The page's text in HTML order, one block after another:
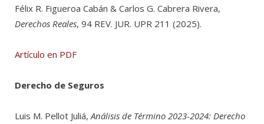
Félix R. Figueroa Cabán & Carlos G. Cabrera Rivera,
Derechos Reales, 94 REV. JUR. UPR 211 (2025).
Artículo en PDF
Derecho de Seguros
Luis M. Pellot Juliá,Análisis de Término 2023-2024: Derecho